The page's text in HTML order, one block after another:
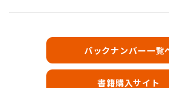
バックナンバー一覧
書籍購入サイト